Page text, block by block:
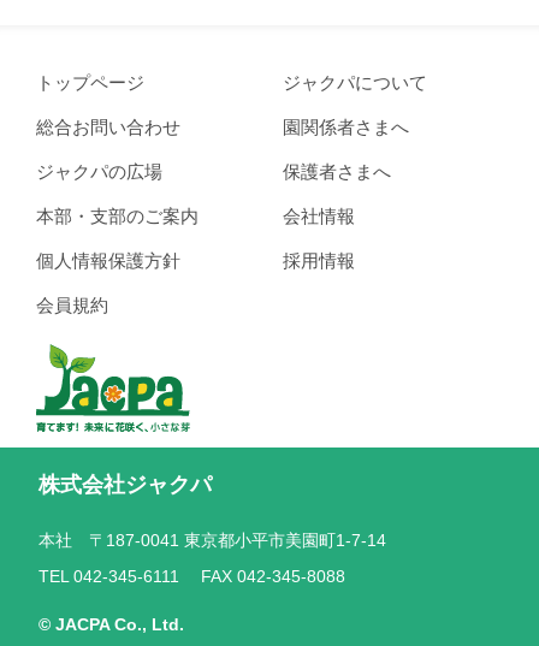
トップページ
総合お問い合わせ
ジャクパの広場
本部・支部のご案内
個人情報保護方針
会員規約
ジャクパについて
園関係者さまへ
保護者さまへ
会社情報
採用情報
株式会社ジャクパ
本社 〒187-0041 東京都小平市美園町1-7-14
TEL 042-345-6111 FAX 042-345-8088
© JACPA Co., Ltd.